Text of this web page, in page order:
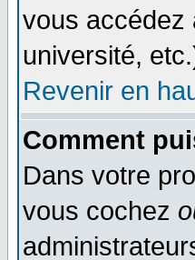
vous accédez
université,
Revenir en
Comment
Dans votre
vous cochez